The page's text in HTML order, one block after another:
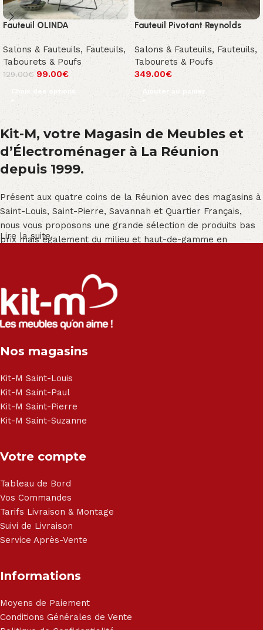
Fauteuil OLINDA
Salons & Fauteuils, Fauteuils,
Tabourets & Poufs
129.00€ 99.00€
Choix des options
Fauteuil Pivotant Reynolds
Salons & Fauteuils, Fauteuils,
Tabourets & Poufs
349.00€
Ajouter au panier
Kit-M, votre Magasin de Meubles et
d’Électroménager à La Réunion
depuis 1999.
Présent aux quatre coins de la Réunion avec des magasins à
Saint-Louis, Saint-Pierre, Savannah et Quartier Français,
nous vous proposons une grande sélection de produits bas
prix mais également du milieu et haut-de-gamme en
Salon angle - Salon convertible - Salon relax - Canapé -
Canapé lit - Cuisine sur-mesure - Fauteuil - Armoire - Table
et chaise - Meuble de salle de bain - Literie - Lit - Bureau -
Électroménager - Télévision led - Réfrigérateur -
- Matelas - Hifi Hitachi, LG, Sharp, Philips, Bosh, Moulinex,
Haier, Sony, Cecotec, Westpoint, Dyson.
Lire la suite
Nos magasins
Kit-M Saint-Louis
Kit-M Saint-Paul
Kit-M Saint-Pierre
Kit-M Saint-Suzanne
Votre compte
Tableau de Bord
Vos Commandes
Tarifs Livraison & Montage
Suivi de Livraison
Service Après-Vente
Informations
Moyens de Paiement
Conditions Générales de Vente